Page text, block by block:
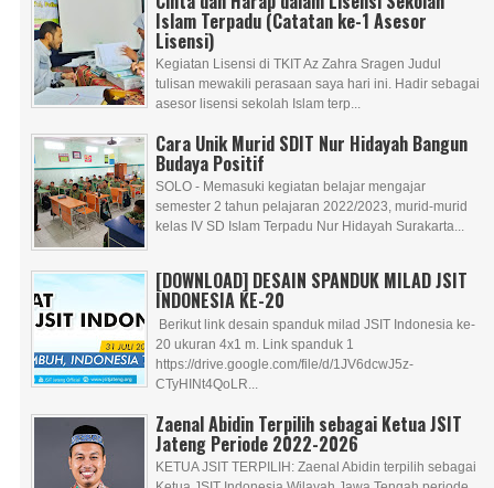
Islam Terpadu (Catatan ke-1 Asesor
Lisensi)
Kegiatan Lisensi di TKIT Az Zahra Sragen Judul
tulisan mewakili perasaan saya hari ini. Hadir sebagai
asesor lisensi sekolah Islam terp...
Cara Unik Murid SDIT Nur Hidayah Bangun
Budaya Positif
SOLO - Memasuki kegiatan belajar mengajar
semester 2 tahun pelajaran 2022/2023, murid-murid
kelas IV SD Islam Terpadu Nur Hidayah Surakarta...
[DOWNLOAD] DESAIN SPANDUK MILAD JSIT
INDONESIA KE-20
Berikut link desain spanduk milad JSIT Indonesia ke-
20 ukuran 4x1 m. Link spanduk 1
https://drive.google.com/file/d/1JV6dcwJ5z-
CTyHINt4QoLR...
Zaenal Abidin Terpilih sebagai Ketua JSIT
Jateng Periode 2022-2026
KETUA JSIT TERPILIH: Zaenal Abidin terpilih sebagai